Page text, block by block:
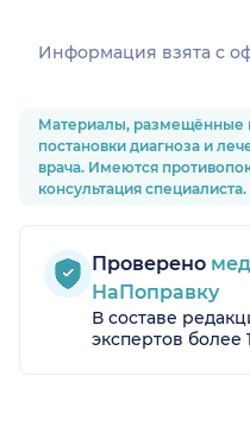
Информация взята c
Материалы, размещённые
постановки диагноза и
врача. Имеются
консультация специалиста.
Проверено
НаПоправку
В составе
экспертов более